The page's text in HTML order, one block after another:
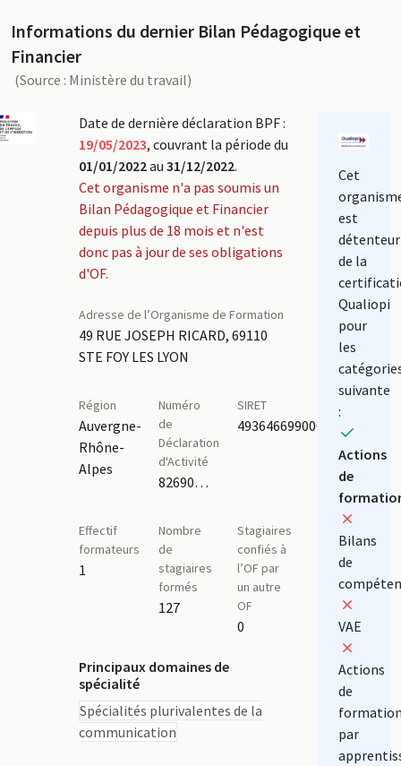
Informations du dernier Bilan Pédagogique et
Financier
(Source : Ministère du travail)
Date de dernière déclaration BPF :
19/05/2023, couvrant la période du
01/01/2022au 31/12/2022.
Cet organisme n'a pas soumis un
Bilan Pédagogique et Financier
depuis plus de 18 mois et n'est
donc pas à jour de ses obligations
d'OF.
Adresse de l’Organisme de Formation
49 RUE JOSEPH RICARD, 69110
STE FOY LES LYON
Région
Auvergne-
Rhône-
Alpes
Numéro
de
Déclaration
d'Activité
82690950569
SIRET
49364669900048
Effectif
formateurs
1
Nombre
de
stagiaires
formés
127
Stagiaires
confiés à
l’OF par
un autre
OF
0
Principaux domaines de
spécialité
Spécialités plurivalentes de la
communication
Cet
est
détenteur
de la
Qualiopi
pour
les
suivante
:
Actions
de
Bilans
de
VAE
Actions
de
par